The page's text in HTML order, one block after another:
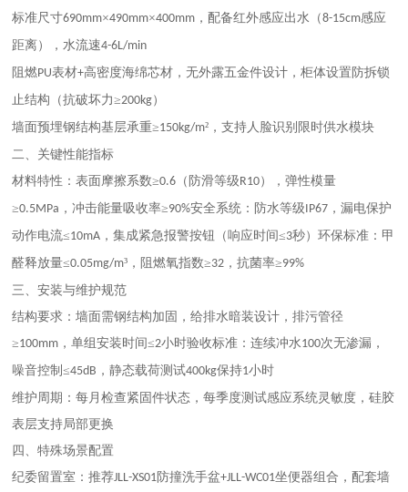
标准尺寸690mm×490mm×400mm ，配备红外感应出水（8-15cm感应
距离），水流速4-6L/min
阻燃PU表材+高密度海绵芯材，无外露五金件设计，柜体设置防拆锁
止结构（抗破坏力≥200kg）‌
墙面预埋钢结构基层承重≥150kg/m²，支持人脸识别限时供水模块‌
二、关键性能指标
‌材料特性‌：表面摩擦系数≥0.6 （防滑等级R10），弹性模量
≥0.5MPa ，冲击能量吸收率≥90%‌‌安全系统‌：防水等级IP67 ，漏电保护
动作电流≤10mA ，集成紧急报警按钮（响应时间≤3秒）‌‌环保标准‌：甲
醛释放量≤0.05mg/m³，阻燃氧指数≥32 ，抗菌率≥99%
三、安装与维护规范
‌结构要求‌：墙面需钢结构加固，给排水暗装设计，排污管径
≥100mm ，单组安装时间≤2小时‌‌验收标准‌：连续冲水100次无渗漏，
噪音控制≤45dB ，静态载荷测试400kg保持1小时‌
‌维护周期‌：每月检查紧固件状态，每季度测试感应系统灵敏度，硅胶
表层支持局部更换‌
四、特殊场景配置
‌纪委留置室‌：推荐JLL-XS01防撞洗手盆+JLL-WC01坐便器组合，配套墙